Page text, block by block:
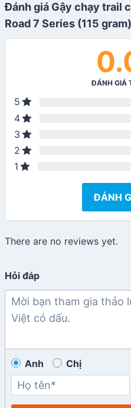
Đánh giá Gậy chạy trail
Road 7 Series (115
ĐÁNH GIÁ
5
4
3
2
1
ĐÁNH
There are no reviews yet.
Hỏi đáp
Anh Chị